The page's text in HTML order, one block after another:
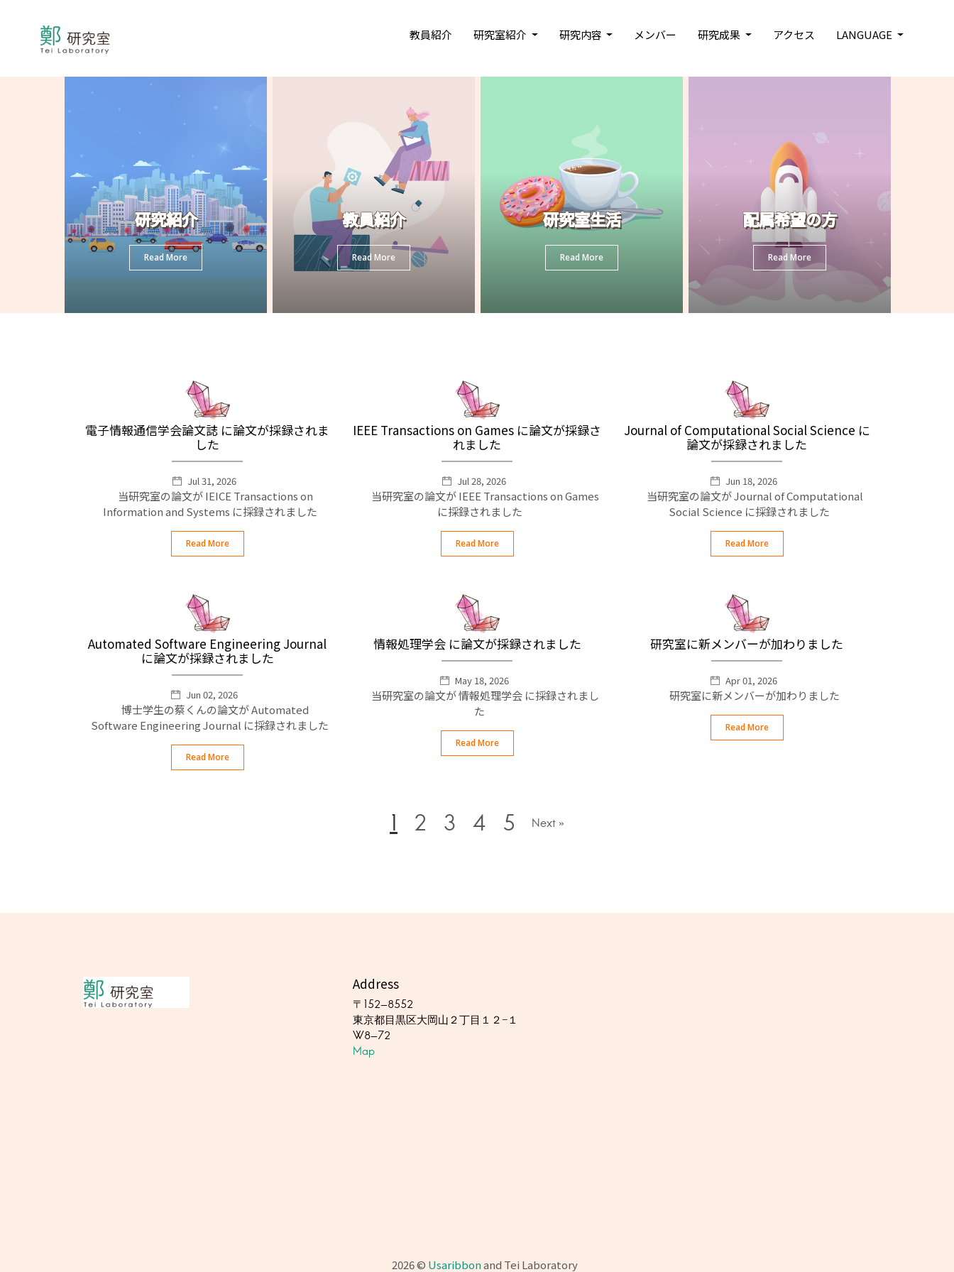
教員紹介 研究室紹介 研究内容 メンバー 研究成果 アクセス LANGUAGE
研究紹介
Read More
教員紹介
Read More
研究室生活
Read More
配属希望の方
Read More
電子情報通信学会論文誌 に論文が採録されま
した
Jul 31, 2026
当研究室の論文が IEICE Transactions on
Information and Systems に採録されました
Read More
IEEE Transactions on Games に論文が採録さ
れました
Jul 28, 2026
当研究室の論文が IEEE Transactions on Games
に採録されました
Read More
Journal of Computational Social Science に
論文が採録されました
Jun 18, 2026
当研究室の論文が Journal of Computational
Social Science に採録されました
Read More
Automated Software Engineering Journal
に論文が採録されました
Jun 02, 2026
博士学生の蔡くんの論文が Automated
Software Engineering Journal に採録されました
Read More
情報処理学会 に論文が採録されました
May 18, 2026
当研究室の論文が 情報処理学会 に採録されまし
た
Read More
研究室に新メンバーが加わりました
Apr 01, 2026
研究室に新メンバーが加わりました
Read More
1 2 3 4 5 Next »
Address
〒152-8552
東京都目黒区大岡山２丁目１２−１
W8-72
Map
2026 © Usaribbonand Tei Laboratory